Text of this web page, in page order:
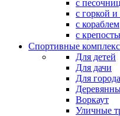
с
с горкой и
с кораблем
с
Спортивные
Для детей
Для дачи
Для города
Воркаут
Уличные